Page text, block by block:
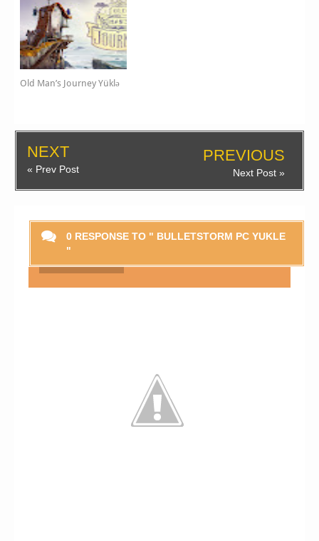
Old Man’s Journey Yüklə
NEXT
« Prev Post
PREVIOUS
Next Post »
0 RESPONSE TO " BULLETSTORM PC YUKLE
"
Smaylikləri Göstər